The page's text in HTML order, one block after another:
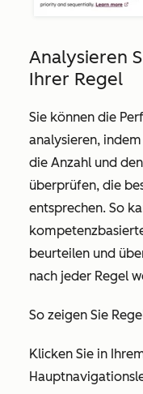
Analysieren
Ihrer Regel
Sie können die
analysieren,
die Anzahl und
überprüfen, die
entsprechen. So
beurteilen und
nach jeder Regel
So zeigen Sie
Klicken Sie in